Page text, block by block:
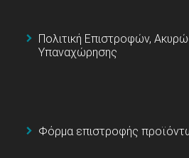
Πολιτική Επιστροφών,
Υπαναχώρησης
Φόρμα επιστροφής